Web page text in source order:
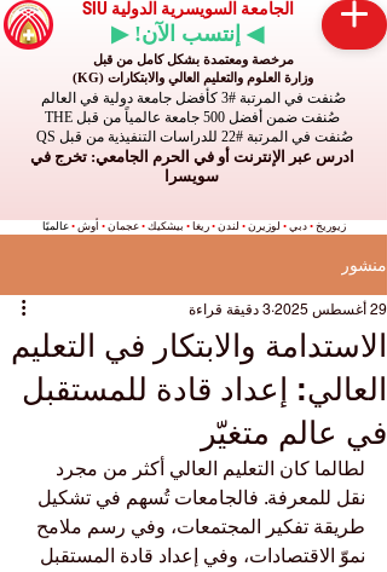
الجامعة السويسرية الدولية SIU
◀ إنتسب الآن! ▶
مرخصة ومعتمدة بشكل كامل من قبل
وزارة العلوم والتعليم العالي والابتكارات (KG)
صُنفت في المرتبة #3 كأفضل جامعة دولية في العالم
صُنفت ضمن أفضل 500 جامعة عالمياً من قبل THE
صُنفت في المرتبة #22 للدراسات التنفيذية من قبل QS
ادرس عبر الإنترنت أو في الحرم الجامعي: تخرج في
سويسرا
زيوريخ • دبي • لوزيرن • لندن • ريغا • بيشكيك • عجمان • أوش • عالميًا
منشور
الاستدامة والابتكار في التعليم
العالي: إعداد قادة للمستقبل
في عالم متغيّر
29 أغسطس 2025 3 دقيقة قراءة
لطالما كان التعليم العالي أكثر من مجرد
نقل للمعرفة. فالجامعات تُسهم في تشكيل
طريقة تفكير المجتمعات، وفي رسم ملامح
نموّ الاقتصادات، وفي إعداد قادة المستقبل